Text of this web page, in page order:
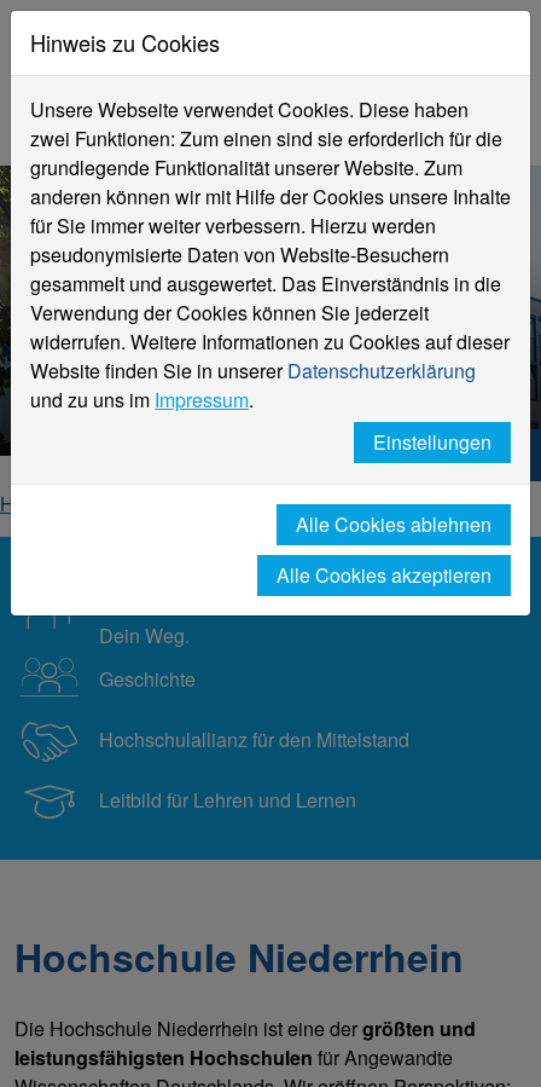
Profil
Hochschule Niederrhein
Hochschule Niederrhein. Dein Weg.
Home
Alles über uns Profil
Dein Weg.
Geschichte
Hochschulallianz für den Mittelstand
Leitbild für Lehren und Lernen
Hochschule Niederrhein
Die Hochschule Niederrhein ist eine dergrößten und
leistungsfähigsten Hochschulen für Angewandte
Hinweis zu Cookies
Unsere Webseite verwendet Cookies. Diese haben
zwei Funktionen: Zum einen sind sie erforderlich für die
grundlegende Funktionalität unserer Website. Zum
anderen können wir mit Hilfe der Cookies unsere Inhalte
für Sie immer weiter verbessern. Hierzu werden
pseudonymisierte Daten von Website-Besuchern
gesammelt und ausgewertet. Das Einverständnis in die
Verwendung der Cookies können Sie jederzeit
widerrufen. Weitere Informationen zu Cookies auf dieser
Website finden Sie in unsererDatenschutzerklärung
und zu uns im Impressum.
Einstellungen
Alle Cookies ablehnen
Alle Cookies akzeptieren